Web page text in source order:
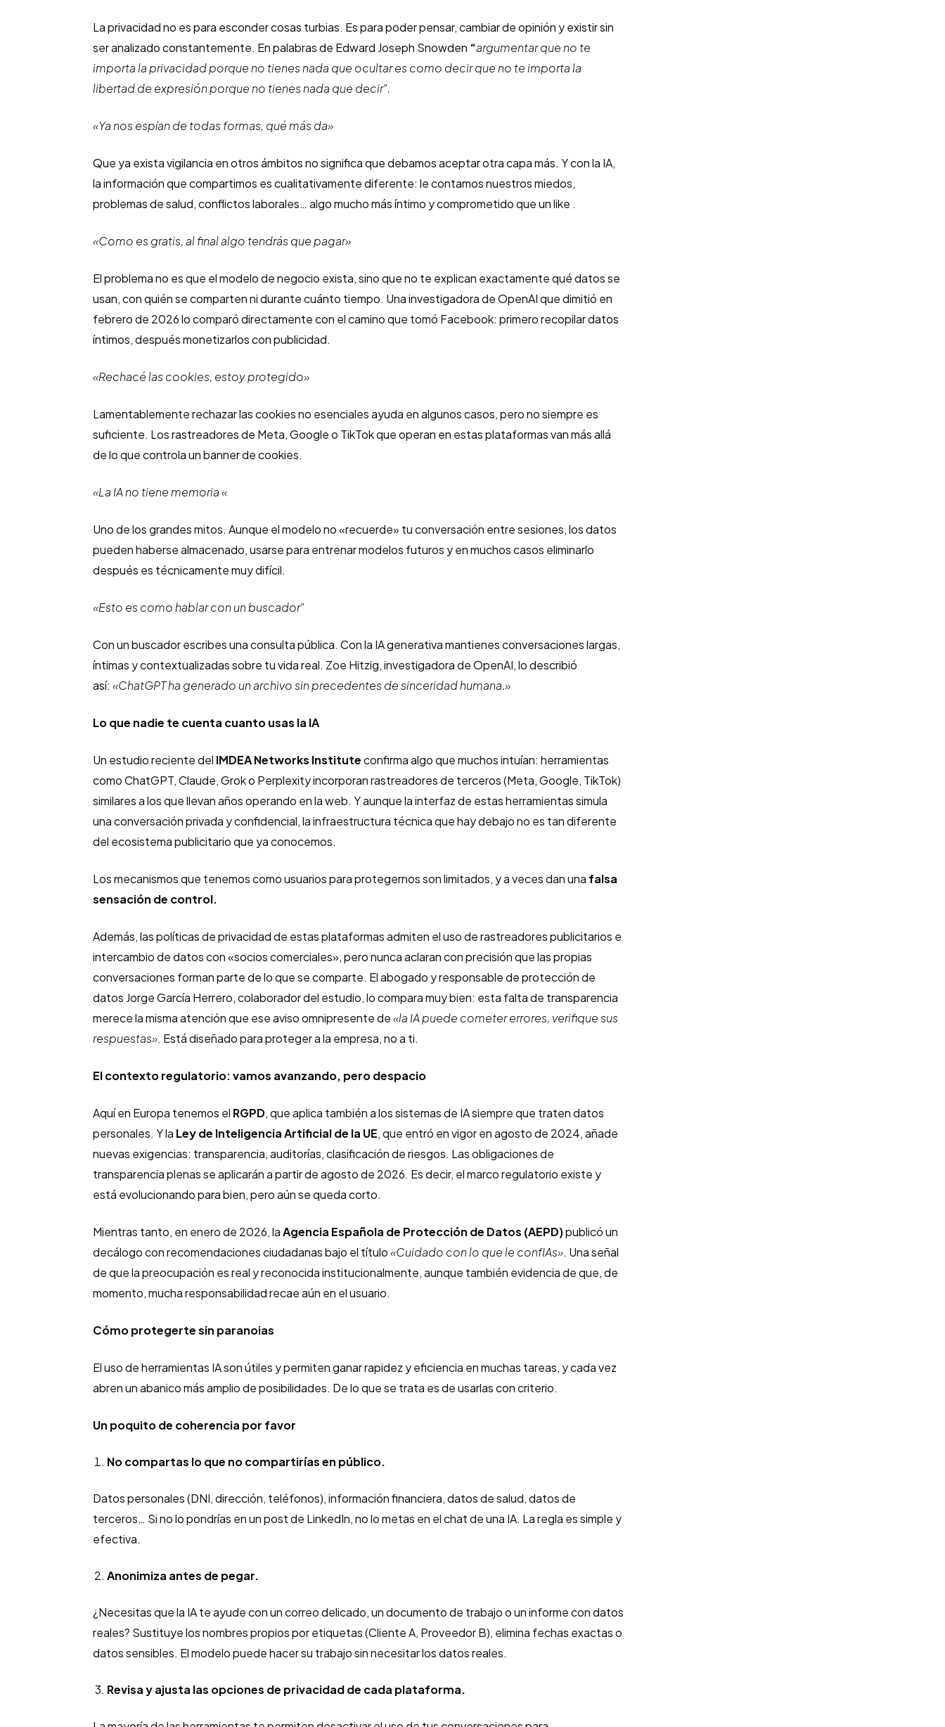
La privacidad no es para esconder cosas turbias. Es para poder pensar, cambiar de opinión y existir sin
ser analizado constantemente. En palabras de Edward Joseph Snowden “argumentar que no te
importa la privacidad porque no tienes nada que ocultar es como decir que no te importa la
libertad de expresión porque no tienes nada que decir”.
«Ya nos espían de todas formas, qué más da»
Que ya exista vigilancia en otros ámbitos no significa que debamos aceptar otra capa más. Y con la IA,
la información que compartimos es cualitativamente diferente: le contamos nuestros miedos,
problemas de salud, conflictos laborales… algo mucho más íntimo y comprometido que un like .
«Como es gratis, al final algo tendrás que pagar»
El problema no es que el modelo de negocio exista, sino que no te explican exactamente qué datos se
usan, con quién se comparten ni durante cuánto tiempo. Una investigadora de OpenAI que dimitió en
febrero de 2026 lo comparó directamente con el camino que tomó Facebook: primero recopilar datos
íntimos, después monetizarlos con publicidad.
«Rechacé las cookies, estoy protegido»
Lamentablemente rechazar las cookies no esenciales ayuda en algunos casos, pero no siempre es
suficiente. Los rastreadores de Meta, Google o TikTok que operan en estas plataformas van más allá
de lo que controla un banner de cookies.
«La IA no tiene memoria «
Uno de los grandes mitos. Aunque el modelo no «recuerde» tu conversación entre sesiones, los datos
pueden haberse almacenado, usarse para entrenar modelos futuros y en muchos casos eliminarlo
después es técnicamente muy difícil.
«Esto es como hablar con un buscador”
Con un buscador escribes una consulta pública. Con la IA generativa mantienes conversaciones largas,
íntimas y contextualizadas sobre tu vida real. Zoe Hitzig, investigadora de OpenAI, lo describió
así: «ChatGPT ha generado un archivo sin precedentes de sinceridad humana.»
Lo que nadie te cuenta cuanto usas la IA
Un estudio reciente del IMDEA Networks Instituteconfirma algo que muchos intuían: herramientas
como ChatGPT, Claude, Grok o Perplexity incorporan rastreadores de terceros (Meta, Google, TikTok)
similares a los que llevan años operando en la web. Y aunque la interfaz de estas herramientas simula
una conversación privada y confidencial, la infraestructura técnica que hay debajo no es tan diferente
del ecosistema publicitario que ya conocemos.
Los mecanismos que tenemos como usuarios para protegernos son limitados, y a veces dan una falsa
sensación de control.
Además, las políticas de privacidad de estas plataformas admiten el uso de rastreadores publicitarios e
intercambio de datos con «socios comerciales», pero nunca aclaran con precisión que las propias
conversaciones forman parte de lo que se comparte. El abogado y responsable de protección de
datos Jorge García Herrero, colaborador del estudio, lo compara muy bien: esta falta de transparencia
merece la misma atención que ese aviso omnipresente de«la IA puede cometer errores, verifique sus
respuestas». Está diseñado para proteger a la empresa, no a ti.
El contexto regulatorio: vamos avanzando, pero despacio
Aquí en Europa tenemos el RGPD, que aplica también a los sistemas de IA siempre que traten datos
personales. Y la Ley de Inteligencia Artificial de la UE, que entró en vigor en agosto de 2024, añade
nuevas exigencias: transparencia, auditorías, clasificación de riesgos. Las obligaciones de
transparencia plenas se aplicarán a partir de agosto de 2026. Es decir, el marco regulatorio existe y
está evolucionando para bien, pero aún se queda corto.
Mientras tanto, en enero de 2026, laAgencia Española de Protección de Datos (AEPD)publicó un
decálogo con recomendaciones ciudadanas bajo el título«Cuidado con lo que le confIAs». Una señal
de que la preocupación es real y reconocida institucionalmente, aunque también evidencia de que, de
momento, mucha responsabilidad recae aún en el usuario.
Cómo protegerte sin paranoias
El uso de herramientas IA son útiles y permiten ganar rapidez y eficiencia en muchas tareas, y cada vez
abren un abanico más amplio de posibilidades. De lo que se trata es de usarlas con criterio.
Un poquito de coherencia por favor
No compartas lo que no compartirías en público.
Datos personales (DNI, dirección, teléfonos), información financiera, datos de salud, datos de
terceros… Si no lo pondrías en un post de LinkedIn, no lo metas en el chat de una IA. La regla es simple y
efectiva.
Anonimiza antes de pegar.
¿Necesitas que la IA te ayude con un correo delicado, un documento de trabajo o un informe con datos
reales? Sustituye los nombres propios por etiquetas (Cliente A, Proveedor B), elimina fechas exactas o
datos sensibles. El modelo puede hacer su trabajo sin necesitar los datos reales.
Revisa y ajusta las opciones de privacidad de cada plataforma.